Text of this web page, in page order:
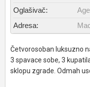
Oglašivač:
Adresa:
Četvorosoban luksuzno
3 spavace sobe, 3
sklopu zgrade. Odmah